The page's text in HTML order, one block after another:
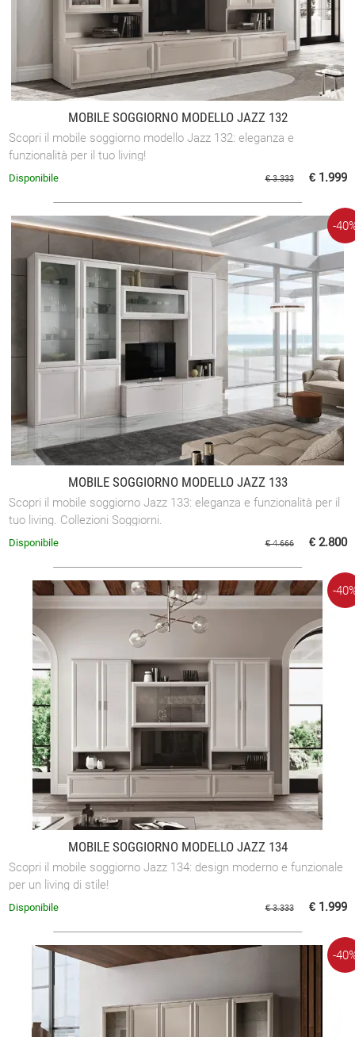
MOBILE SOGGIORNO MODELLO JAZZ 132
Scopri il mobile soggiorno modello Jazz 132: eleganza e
funzionalità per il tuo living!
€ 3.333 € 1.999
Disponibile
MOBILE SOGGIORNO MODELLO JAZZ 133
Scopri il mobile soggiorno Jazz 133: eleganza e funzionalità per il
tuo living. Collezioni Soggiorni.
-
€ 4.666 € 2.800
Disponibile
MOBILE SOGGIORNO MODELLO JAZZ 134
Scopri il mobile soggiorno Jazz 134: design moderno e funzionale
per un living di stile!
-
€ 3.333 € 1.999
Disponibile
-